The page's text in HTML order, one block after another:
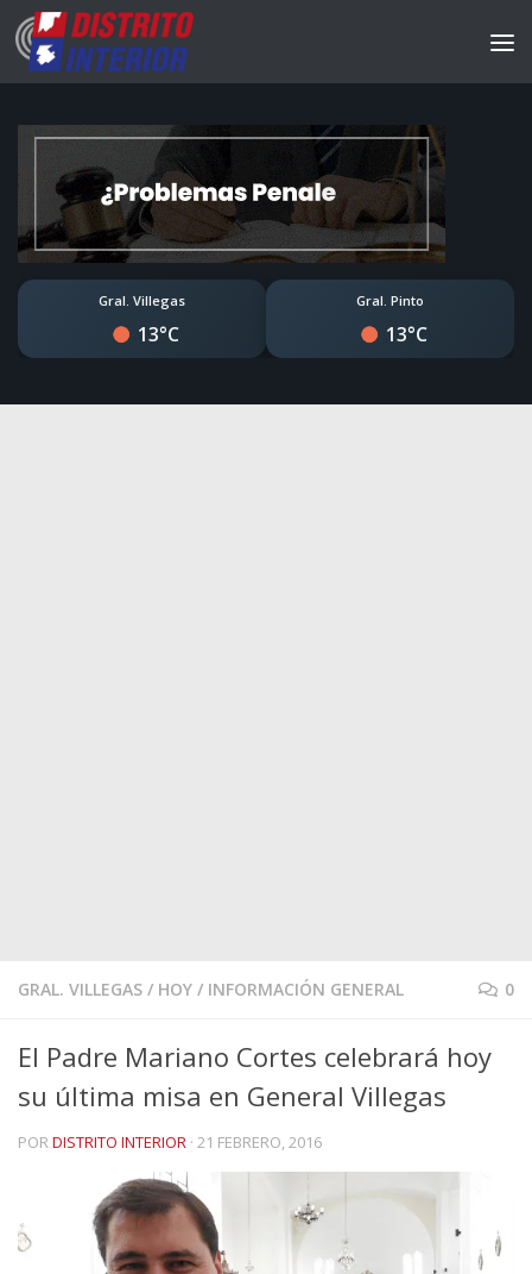
Gral. Villegas
13°C
Gral. Pinto
13°C
GRAL. VILLEGAS / HOY / INFORMACIÓN GENERAL 0
El Padre Mariano Cortes celebrará hoy
su última misa en General Villegas
PORDISTRITO INTERIOR · 21 FEBRERO, 2016